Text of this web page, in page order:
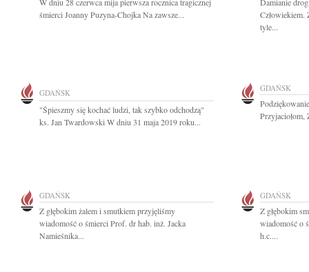
śmierci Joanny Puzyna-Chojka Na zawsze...
Człowiekiem.
tyle...
GDAŃSK
"Śpieszmy się kochać ludzi, tak szybko odchodzą"
ks. Jan Twardowski W dniu 31 maja 2019 roku...
GDAŃSK
GDAŃSK
Z głębokim żalem i smutkiem przyjęliśmy
wiadomość o śmierci Prof. dr hab. inż. Jacka
Namieśnika...
GDAŃSK
Z głębokim
wiadomość o
h.c....